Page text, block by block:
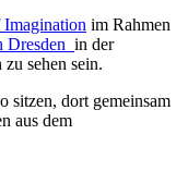
Imagination im Rahmen
Dresden in der
sehen sein.
sit­zen, dort gemein­sam
aus dem